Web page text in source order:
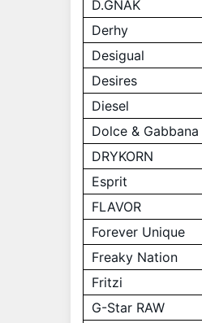
D.GNAK
Derhy
Desigual
Desires
Diesel
Dolce & Gabbana
DRYKORN
Esprit
FLAVOR
Forever Unique
Freaky Nation
Fritzi
G-Star RAW